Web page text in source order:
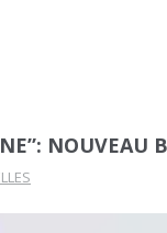
NOUVEAU